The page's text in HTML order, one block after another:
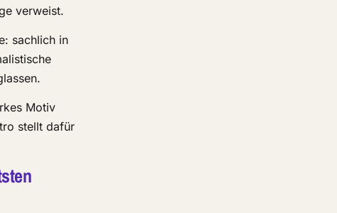
verweist.
sachlich in
Motiv
stellt dafür